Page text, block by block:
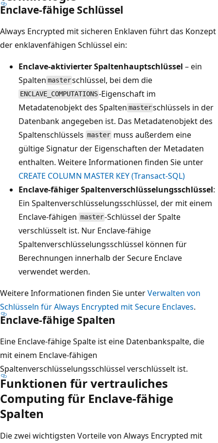
Enclave-fähige Schlüssel
Always Encrypted mit sicheren Enklaven führt das Konzept
der enklavenfähigen Schlüssel ein:
Enclave-aktivierter Spaltenhauptschlüssel – ein
Spalten masterschlüssel, bei dem die
ENCLAVE_COMPUTATIONS-Eigenschaft im
Metadatenobjekt des Spalten masterschlüssels in der
Datenbank angegeben ist. Das Metadatenobjekt des
Spaltenschlüssels master muss außerdem eine
gültige Signatur der Eigenschaften der Metadaten
enthalten. Weitere Informationen finden Sie unter
CREATE COLUMN MASTER KEY (Transact-SQL)
Enclave-fähiger Spaltenverschlüsselungsschlüssel:
Ein Spaltenverschlüsselungsschlüssel, der mit einem
Enclave-fähigen master-Schlüssel der Spalte
verschlüsselt ist. Nur Enclave-fähige
Spaltenverschlüsselungsschlüssel können für
Berechnungen innerhalb der Secure Enclave
verwendet werden.
Weitere Informationen finden Sie unterVerwalten von
Schlüsseln für Always Encrypted mit Secure Enclaves.
Enclave-fähige Spalten
Eine Enclave-fähige Spalte ist eine Datenbankspalte, die
mit einem Enclave-fähigen
Spaltenverschlüsselungsschlüssel verschlüsselt ist.
Funktionen für vertrauliches
Computing für Enclave-fähige
Spalten
Die zwei wichtigsten Vorteile von Always Encrypted mit